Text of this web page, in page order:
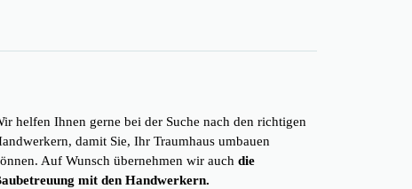
helfen Ihnen gerne bei der Suche nach den richtigen
damit Sie, Ihr Traumhaus umbauen
Auf Wunsch übernehmen wir auch die
mit den Handwerkern.